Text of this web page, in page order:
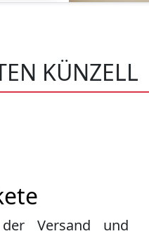
KÜNZELL
Versand und